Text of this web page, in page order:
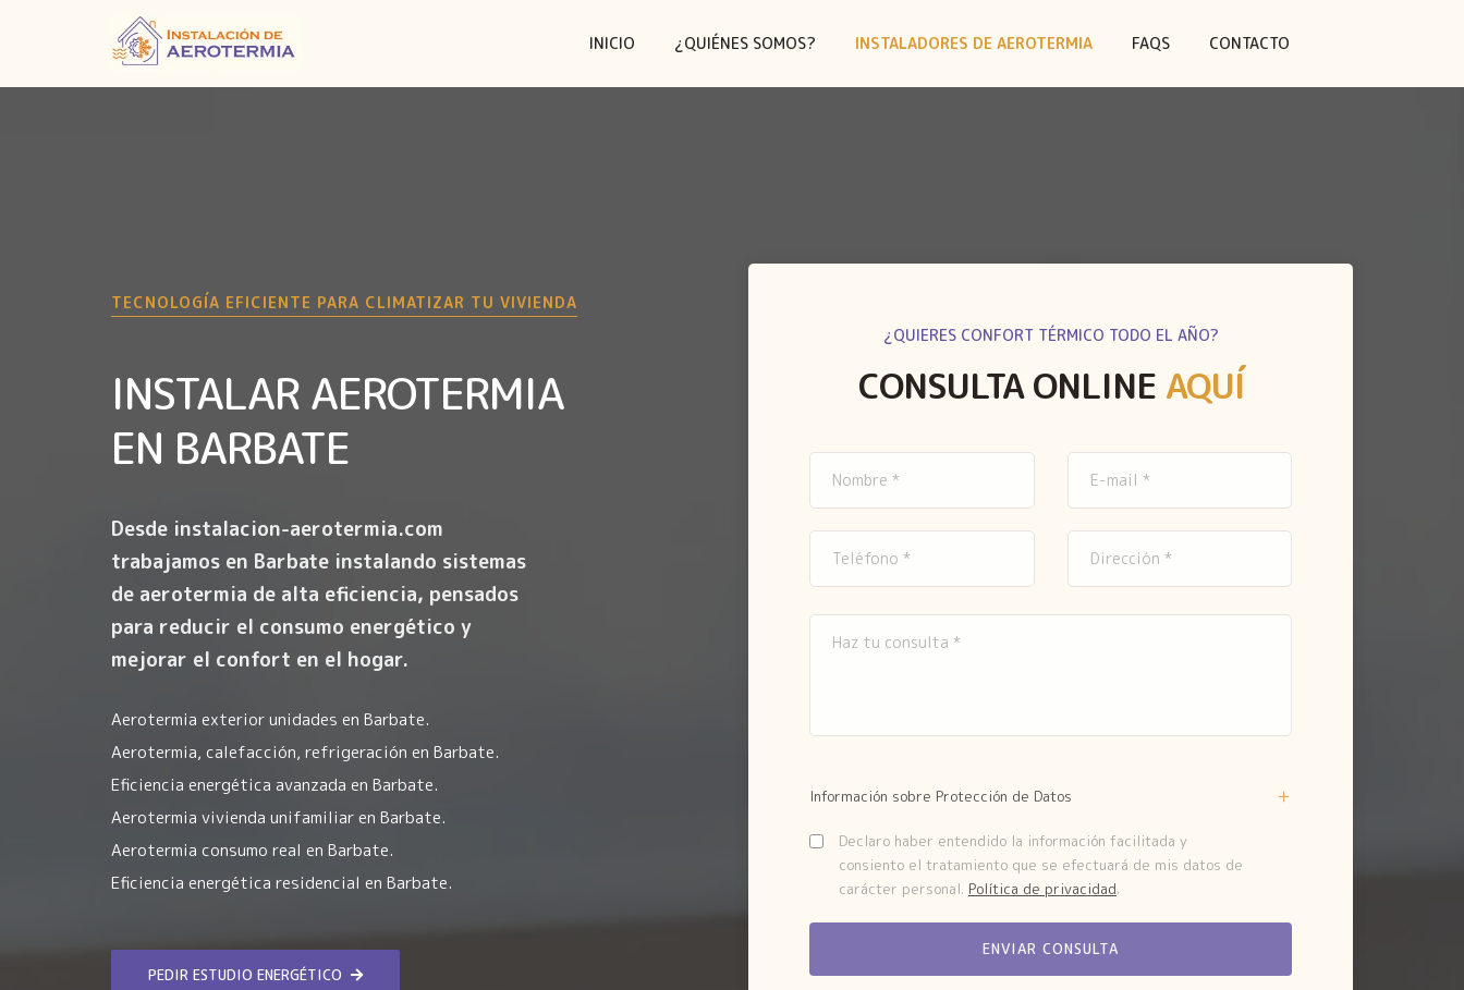
INICIO ¿QUIÉNES SOMOS? INSTALADORES DE AEROTERMIA FAQS CONTACTO
TECNOLOGÍA EFICIENTE PARA CLIMATIZAR TU VIVIENDA
INSTALAR AEROTERMIA
EN BARBATE
Desde instalacion-aerotermia.com
trabajamos en Barbate instalando sistemas
de aerotermia de alta eficiencia, pensados
para reducir el consumo energético y
mejorar el confort en el hogar.
Aerotermia exterior unidades en Barbate.
Aerotermia, calefacción, refrigeración en Barbate.
Eficiencia energética avanzada en Barbate.
Aerotermia vivienda unifamiliar en Barbate.
Aerotermia consumo real en Barbate.
Eficiencia energética residencial en Barbate.
PEDIR ESTUDIO ENERGÉTICO
¿QUIERES CONFORT TÉRMICO TODO EL AÑO?
CONSULTA ONLINE AQUÍ
Información sobre Protección de Datos
Declaro haber entendido la información facilitada y
consiento el tratamiento que se efectuará de mis datos de
carácter personal. Política de privacidad.